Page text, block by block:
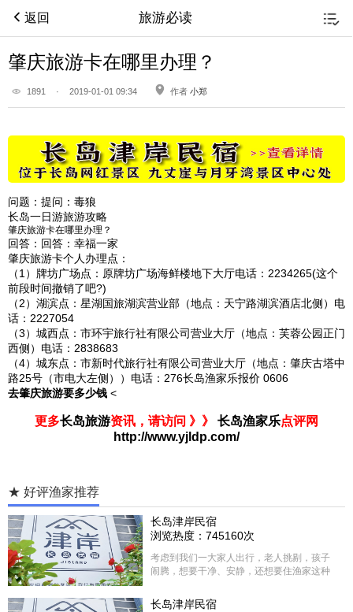
返回 旅游必读
肇庆旅游卡在哪里办理？
1891 · 2019-01-01 09:34 作者 小郑
问题： 提问：毒狼
长岛一日游旅游攻略
肇庆旅游卡在哪里办理？
回答： 回答：幸福一家
肇庆旅游卡个人办理点：
（1）牌坊广场点：原牌坊广场海鲜楼地下大厅电话：2234265(这个
前段时间撤销了吧?)
（2）湖滨点：星湖国旅湖滨营业部（地点：天宁路湖滨酒店北侧）电
话：2227054
（3）城西点：市环宇旅行社有限公司营业大厅（地点：芙蓉公园正门
西侧）电话：2838683
（4）城东点：市新时代旅行社有限公司营业大厅（地点：肇庆古塔中
路25号（市电大左侧））电话：276长岛渔家乐报价 0606
去肇庆旅游要多少钱 <
更多长岛旅游资讯，请访问 》》 长岛渔家乐点评网
http://www.yjldp.com/
★ 好评渔家推荐
长岛津岸民宿
浏览热度：745160次
考虑到我们一大家人出行，老人挑剔，孩子
闹腾，想要干净、安静，还想要住渔家这种
选择津岸民宿，实际体验客房很干净，饭菜
长岛津岸民宿